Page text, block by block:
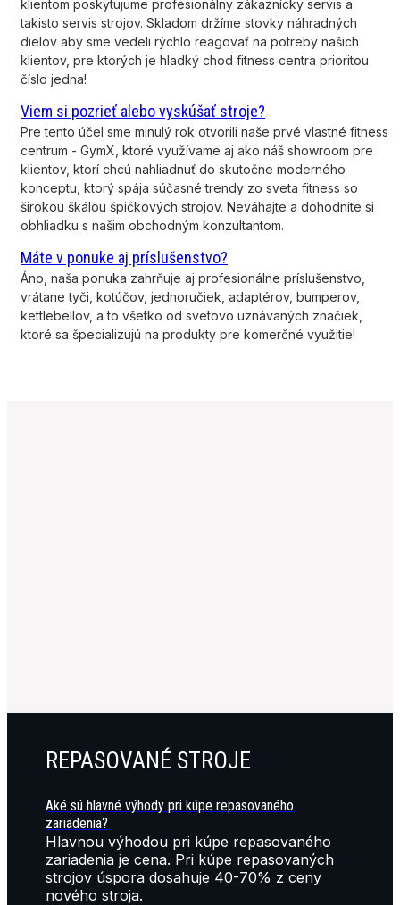
klientom poskytujume profesionálny zákaznícky servis a
takisto servis strojov. Skladom držíme stovky náhradných
dielov aby sme vedeli rýchlo reagovať na potreby našich
klientov, pre ktorých je hladký chod fitness centra prioritou
číslo jedna!
Viem si pozrieť alebo vyskúšať stroje?
Pre tento účel sme minulý rok otvorili naše prvé vlastné fitness
centrum - GymX, ktoré využívame aj ako náš showroom pre
klientov, ktorí chcú nahliadnuť do skutočne moderného
konceptu, ktorý spája súčasné trendy zo sveta fitness so
širokou škálou špičkových strojov. Neváhajte a dohodnite si
obhliadku s našim obchodným konzultantom.
Máte v ponuke aj príslušenstvo?
Áno, naša ponuka zahrňuje aj profesionálne príslušenstvo,
vrátane tyči, kotúčov, jednoručiek, adaptérov, bumperov,
kettlebellov, a to všetko od svetovo uznávaných značiek,
ktoré sa špecializujú na produkty pre komerčné využitie!
REPASOVANÉ STROJE
Aké sú hlavné výhody pri kúpe repasovaného
zariadenia?
Hlavnou výhodou pri kúpe repasovaného
zariadenia je cena. Pri kúpe repasovaných
strojov úspora dosahuje 40-70% z ceny
nového stroja.